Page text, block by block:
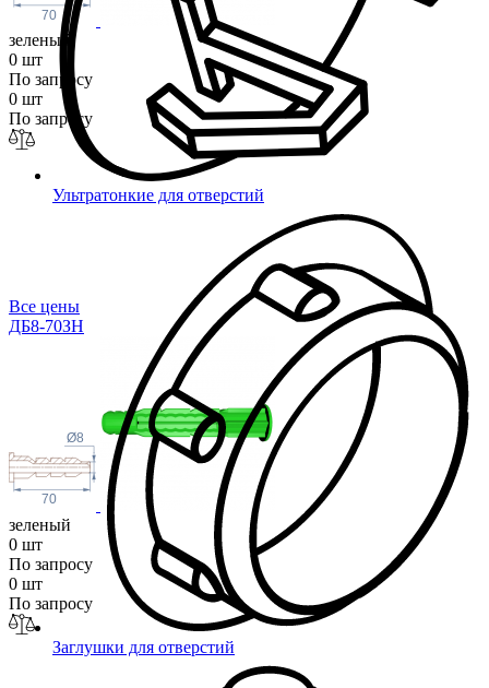
Ультратонкие для отверстий
Заглушки для отверстий
70
зеленый
0 шт
По запросу
0 шт
По запросу
Все цены
ДБ8-70ЗН
Ø8
70
зеленый
0 шт
По запросу
0 шт
По запросу